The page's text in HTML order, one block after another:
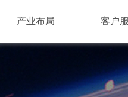
产业布局 客户